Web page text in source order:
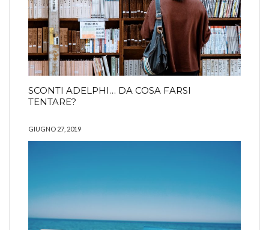
SCONTI ADELPHI… DA COSA FARSI
TENTARE?
GIUGNO 27, 2019